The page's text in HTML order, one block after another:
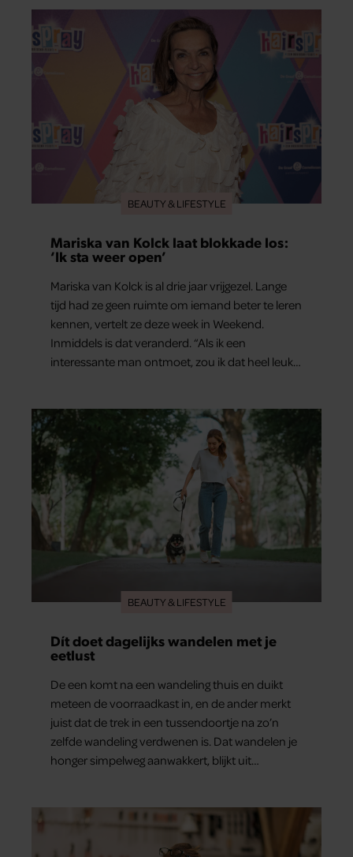
bestemming én vertelt ze hoe bijzonder de reis
voor haar is geweest.
BEAUTY & LIFESTYLE
Mariska van Kolck laat blokkade los:
‘Ik sta weer open’
Mariska van Kolck is al drie jaar vrijgezel. Lange
tijd had ze geen ruimte om iemand beter te leren
kennen, vertelt ze deze week in Weekend.
Inmiddels is dat veranderd. “Als ik een
interessante man ontmoet, zou ik dat heel leuk
BEAUTY & LIFESTYLE
Dít doet dagelijks wandelen met je
eetlust
De een komt na een wandeling thuis en duikt
meteen de voorraadkast in, en de ander merkt
juist dat de trek in een tussendoortje na zo’n
zelfde wandeling verdwenen is. Dat wandelen je
honger simpelweg aanwakkert, blijkt uit